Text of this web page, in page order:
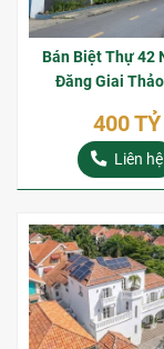
Bán Biệt Thự 42
Đăng Giai
1464m2 Hợp
$10000/
400 TỶ
Liên hệ